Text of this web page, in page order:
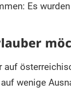
Es wurden
auf
wenige